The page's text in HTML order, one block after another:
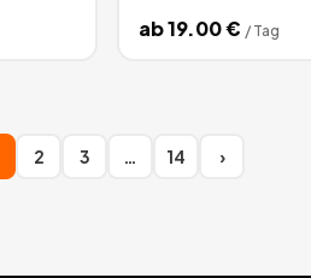
ab19.00€ / Tag
2 3 … 14 ›